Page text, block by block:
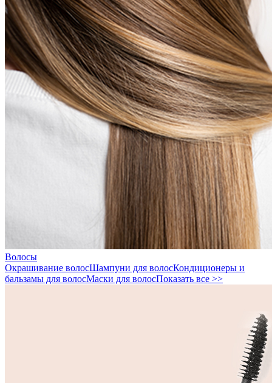
Волосы
Окрашивание волосШампуни для волосКондиционеры и
бальзамы для волосМаски для волосПоказать все >>